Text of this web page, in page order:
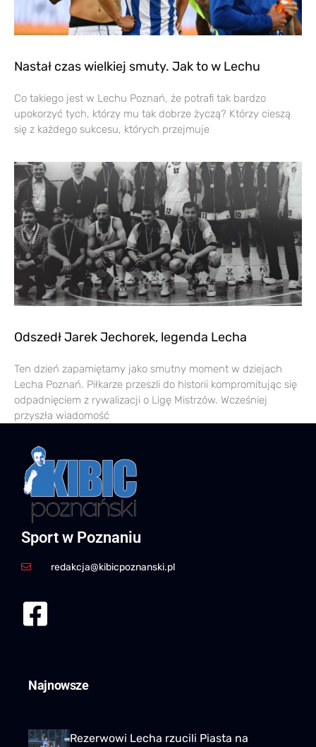
Nastał czas wielkiej smuty. Jak to w Lechu
Co takiego jest w Lechu Poznań, że potrafi tak bardzo
upokorzyć tych, którzy mu tak dobrze życzą? Którzy cieszą
się z każdego sukcesu, których przejmuje
Odszedł Jarek Jechorek, legenda Lecha
Ten dzień zapamiętamy jako smutny moment w dziejach
Lecha Poznań. Piłkarze przeszli do historii kompromitując się
odpadnięciem z rywalizacji o Ligę Mistrzów. Wcześniej
przyszła wiadomość
Sport w Poznaniu
redakcja@kibicpoznanski.pl
Najnowsze
Rezerwowi Lecha rzucili Piasta na